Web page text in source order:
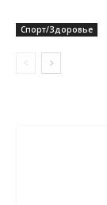
Спорт/Здоровье